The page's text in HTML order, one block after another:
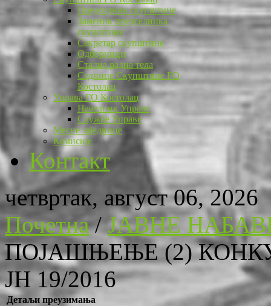
Председник скупштине
Заменик председника
скупштине
Секретар скупштине
Одборници
Стална радна тела
Седнице Скупштине ГО
Костолац
Управа ГО Костолац
Начелник Управе
Службе Управе
Месне заједнице
Комисије
Контакт
четвртак, август 06, 2026
Почетна/ЈАВНЕ
ПОЈАШЊЕЊЕ (2)
ЈН 19/2016
Детаљи преузимања